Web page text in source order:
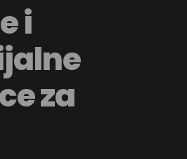
i
za